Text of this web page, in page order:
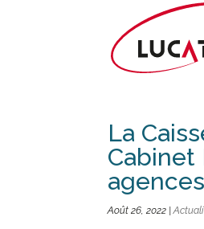
La
Cabinet
agences
Août 26, 2022 |